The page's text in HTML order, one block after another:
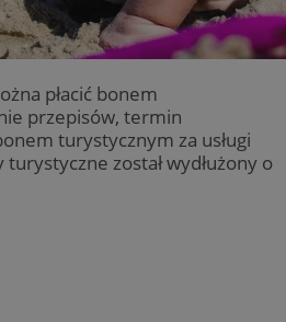
płacić bonem
przepisów, termin
turystycznym za usługi
został wydłużony o